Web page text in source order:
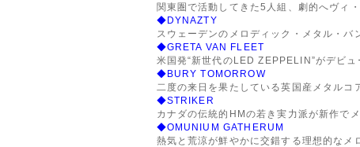
関東圏で活動してきた5人組、劇的へヴィ
◆DYNAZTY
スウェーデンのメロディック・メタル・
◆GRETA VAN FLEET
米国発“新世代のLED ZEPPELIN”がデビ
◆BURY TOMORROW
二度の来日を果たしている英国産メタルコ
◆STRIKER
カナダの伝統的HMの若き実力派が新作で
◆OMUNIUM GATHERUM
熱気と荒涼が鮮やかに交錯する理想的なメ